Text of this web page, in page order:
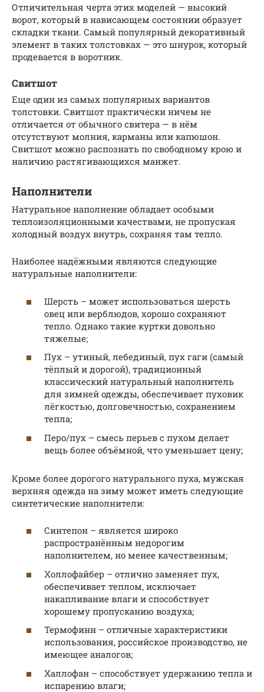
Отличительная черта этих моделей — высокий
ворот, который в нависающем состоянии образует
складки ткани. Самый популярный декоративный
элемент в таких толстовках — это шнурок, который
продевается в воротник.
Свитшот
Еще один из самых популярных вариантов
толстовки. Свитшот практически ничем не
отличается от обычного свитера — в нём
отсутствуют молния, карманы или капюшон.
Свитшот можно распознать по свободному крою и
наличию растягивающихся манжет.
Наполнители
Натуральное наполнение обладает особыми
теплоизоляционными качествами, не пропуская
холодный воздух внутрь, сохраняя там тепло.
Наиболее надёжными являются следующие
натуральные наполнители:
Шерсть – может использоваться шерсть
овец или верблюдов, хорошо сохраняют
тепло. Однако такие куртки довольно
тяжелые;
Пух – утиный, лебединый, пух гаги (самый
тёплый и дорогой), традиционный
классический натуральный наполнитель
для зимней одежды, обеспечивает пуховик
лёгкостью, долговечностью, сохранением
тепла;
Перо/пух – смесь перьев с пухом делает
вещь более объёмной, что уменьшает цену;
Кроме более дорогого натурального пуха, мужская
верхняя одежда на зиму может иметь следующие
синтетические наполнители:
Синтепон – является широко
распространённым недорогим
наполнителем, но менее качественным;
Холлофайбер – отлично заменяет пух,
обеспечивает теплом, исключает
накапливание влаги и способствует
хорошему пропусканию воздуха;
Термофинн – отличные характеристики
использования, российское производство, не
имеющее аналогов;
Халлофан – способствует удержанию тепла и
испарению влаги;